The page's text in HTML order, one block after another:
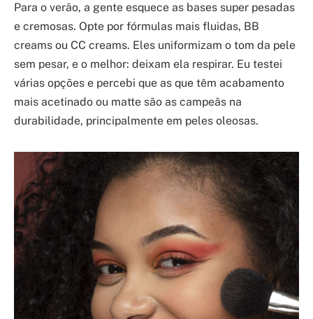
Para o verão, a gente esquece as bases super pesadas
e cremosas. Opte por fórmulas mais fluidas, BB
creams ou CC creams. Eles uniformizam o tom da pele
sem pesar, e o melhor: deixam ela respirar. Eu testei
várias opções e percebi que as que têm acabamento
mais acetinado ou matte são as campeãs na
durabilidade, principalmente em peles oleosas.